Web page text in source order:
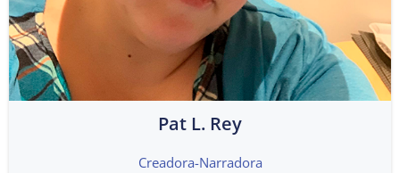
Pat L. Rey
Creadora-Narradora